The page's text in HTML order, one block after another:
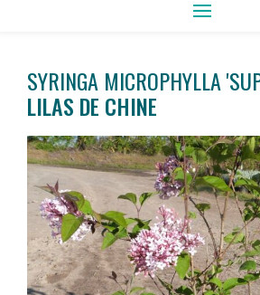
SYRINGA MICROPHYLLA
LILAS DE CHINE